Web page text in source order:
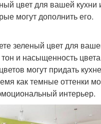
цвет для вашей кухни
могут дополнить его.
зеленый цвет для
и насыщенность
могут придать
как темные оттенки
интерьер.